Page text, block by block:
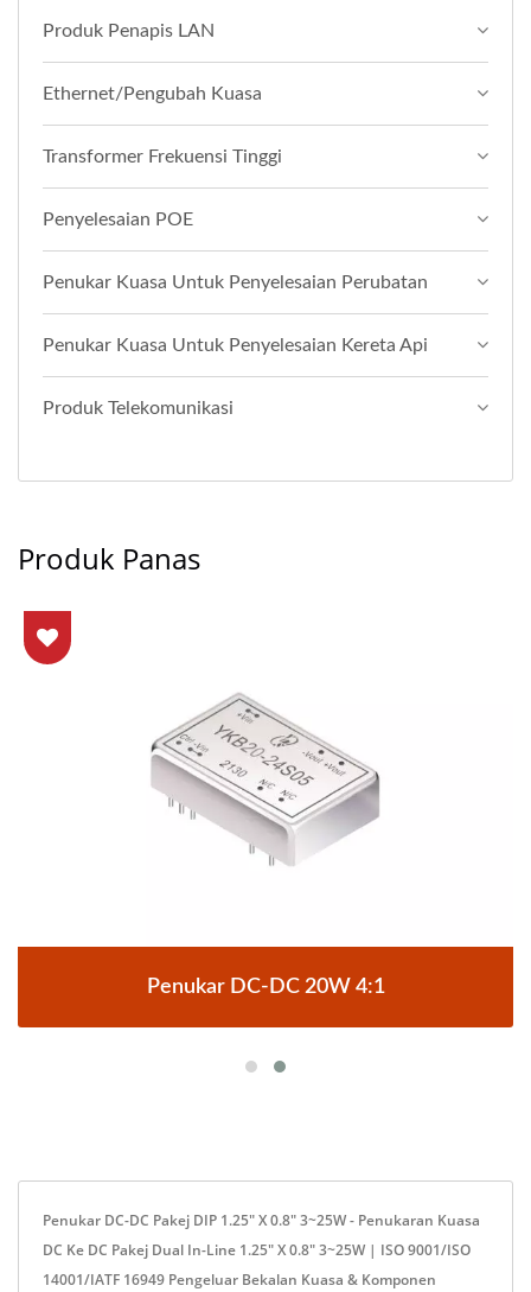
Produk Penapis LAN
Ethernet/Pengubah Kuasa
Transformer Frekuensi Tinggi
Penyelesaian POE
Penukar Kuasa Untuk Penyelesaian Perubatan
Penukar Kuasa Untuk Penyelesaian Kereta Api
Produk Telekomunikasi
Produk Panas
Penukar DC-DC 20W 4:1
Penukar DC-DC Pakej DIP 1.25" X 0.8" 3~25W - Penukaran Kuasa
DC Ke DC Pakej Dual In-Line 1.25" X 0.8" 3~25W | ISO 9001/ISO
14001/IATF 16949 Pengeluar Bekalan Kuasa & Komponen